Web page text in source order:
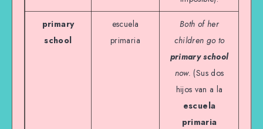
primary
school
escuela
primaria
Both of her
children go to
primary school
now. (Sus dos
hijos van a la
escuela
primaria